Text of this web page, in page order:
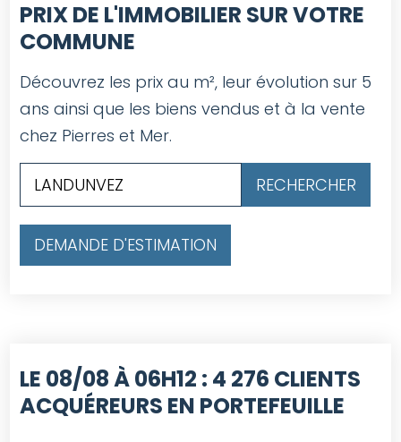
PRIX DE L'IMMOBILIER SUR VOTRE
COMMUNE
Découvrez les prix au m², leur évolution sur 5
ans ainsi que les biens vendus et à la vente
chez Pierres et Mer.
DEMANDE D'ESTIMATION
LE 08/08 À 06H12 : 4 276 CLIENTS
ACQUÉREURS EN PORTEFEUILLE